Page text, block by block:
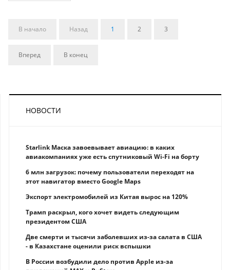
В начало Назад 1 2 3
Вперед В конец
НОВОСТИ
Starlink Маска завоевывает авиацию: в каких
авиакомпаниях уже есть спутниковый Wi-Fi на борту
6 млн загрузок: почему пользователи переходят на
этот навигатор вместо Google Maps
Экспорт электромобилей из Китая вырос на 120%
Трамп раскрыл, кого хочет видеть следующим
президентом США
Две смерти и тысячи заболевших из-за салата в США
- в Казахстане оценили риск вспышки
В России возбудили дело против Apple из-за